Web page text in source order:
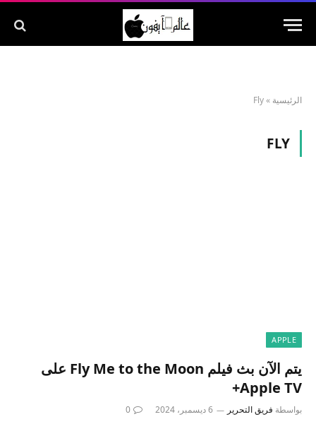
الرئيسية »
Fly
FLY
APPLE
يتم الآن بث فيلم Fly Me to the Moon على
Apple TV+
بواسطة فريق التحرير 6 ديسمبر، 2024 0